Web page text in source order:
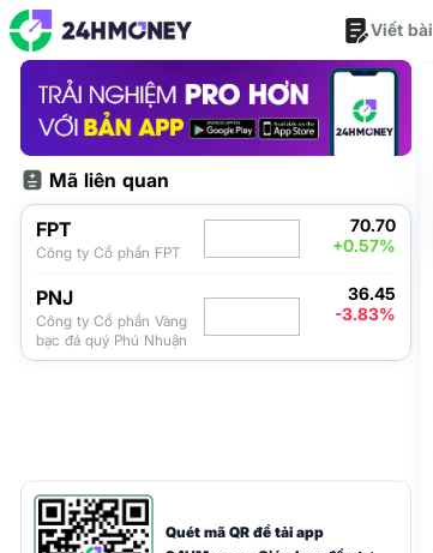
Viết bài
Mã liên quan
FPT
Công ty Cổ phần FPT
70.70
+0.57%
PNJ
Công ty Cổ phần Vàng
bạc đá quý Phú Nhuận
36.45
-3.83%
Quét mã QR để tải app